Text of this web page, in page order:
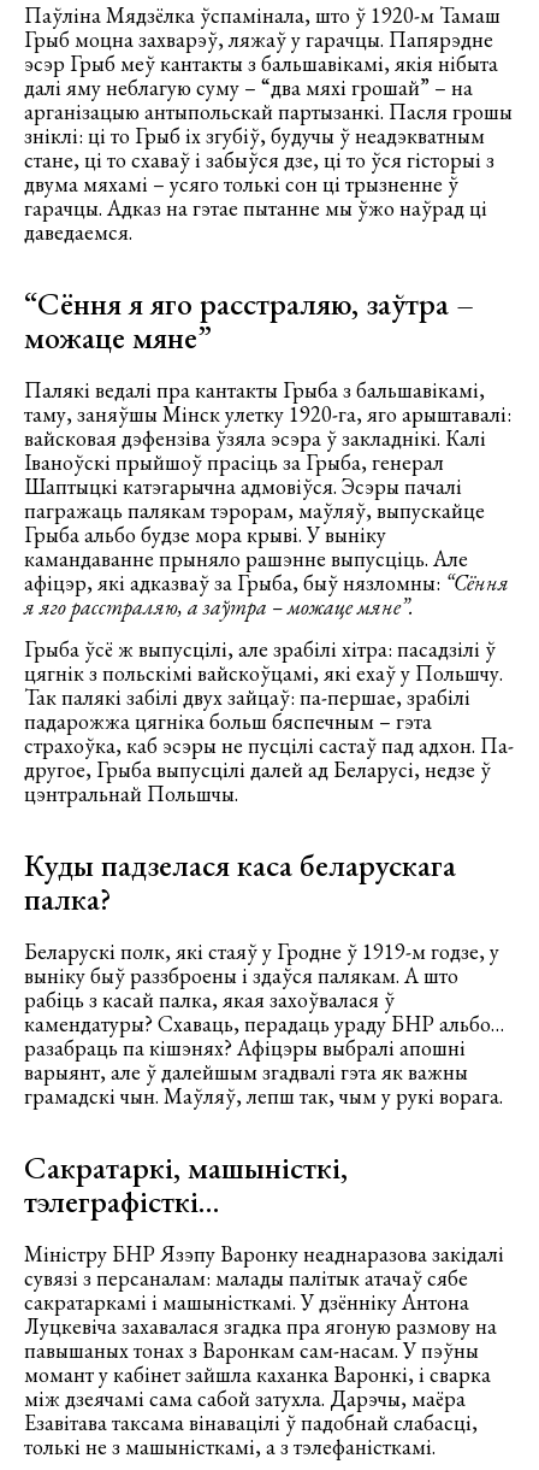
Паўліна Мядзёлка ўспамінала, што ў 1920-м Тамаш
Грыб моцна захварэў, ляжаў у гарачцы. Папярэдне
эсэр Грыб меў кантакты з бальшавікамі, якія нібыта
далі яму неблагую суму – “два мяхі грошай” – на
арганізацыю антыпольскай партызанкі. Пасля грошы
зніклі: ці то Грыб іх згубіў, будучы ў неадэкватным
стане, ці то схаваў і забыўся дзе, ці то ўся гісторыі з
двума мяхамі – усяго толькі сон ці трызненне ў
гарачцы. Адказ на гэтае пытанне мы ўжо наўрад ці
даведаемся.
“Сёння я яго расстраляю, заўтра –
можаце мяне”
Палякі ведалі пра кантакты Грыба з бальшавікамі,
таму, заняўшы Мінск улетку 1920-га, яго арыштавалі:
вайсковая дэфензіва ўзяла эсэра ў закладнікі. Калі
Іваноўскі прыйшоў прасіць за Грыба, генерал
Шаптыцкі катэгарычна адмовіўся. Эсэры пачалі
пагражаць палякам тэрорам, маўляў, выпускайце
Грыба альбо будзе мора крыві. У выніку
камандаванне прыняло рашэнне выпусціць. Але
афіцэр, які адказваў за Грыба, быў нязломны: “Сёння
я яго расстраляю, а заўтра – можаце мяне”.
Грыба ўсё ж выпусцілі, але зрабілі хітра: пасадзілі ў
цягнік з польскімі вайскоўцамі, які ехаў у Польшчу.
Так палякі забілі двух зайцаў: па-першае, зрабілі
падарожжа цягніка больш бяспечным – гэта
страхоўка, каб эсэры не пусцілі састаў пад адхон. Па-
другое, Грыба выпусцілі далей ад Беларусі, недзе ў
цэнтральнай Польшчы.
Куды падзелася каса беларускага
палка?
Беларускі полк, які стаяў у Гродне ў 1919-м годзе, у
выніку быў раззброены і здаўся палякам. А што
рабіць з касай палка, якая захоўвалася ў
камендатуры? Схаваць, перадаць ураду БНР альбо…
разабраць па кішэнях? Афіцэры выбралі апошні
варыянт, але ў далейшым згадвалі гэта як важны
грамадскі чын. Маўляў, лепш так, чым у рукі ворага.
Сакратаркі, машыністкі,
тэлеграфісткі…
Міністру БНР Язэпу Варонку неаднаразова закідалі
сувязі з персаналам: малады палітык атачаў сябе
сакратаркамі і машыністкамі. У дзённіку Антона
Луцкевіча захавалася згадка пра ягоную размову на
павышаных тонах з Варонкам сам-насам. У пэўны
момант у кабінет зайшла каханка Варонкі, і сварка
між дзеячамі сама сабой затухла. Дарэчы, маёра
Езавітава таксама вінавацілі ў падобнай слабасці,
толькі не з машыністкамі, а з тэлефаністкамі.